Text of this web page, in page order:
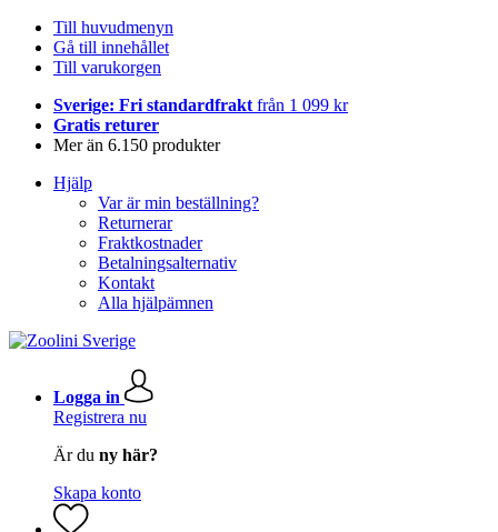
Till huvudmenyn
Gå till innehållet
Till varukorgen
Sverige: Fri standardfrakt från 1 099 kr
Gratis returer
Mer än 6.150 produkter
Hjälp
Var är min beställning?
Returnerar
Fraktkostnader
Betalningsalternativ
Kontakt
Alla hjälpämnen
Logga in
Registrera nu
Är du ny här?
Skapa konto